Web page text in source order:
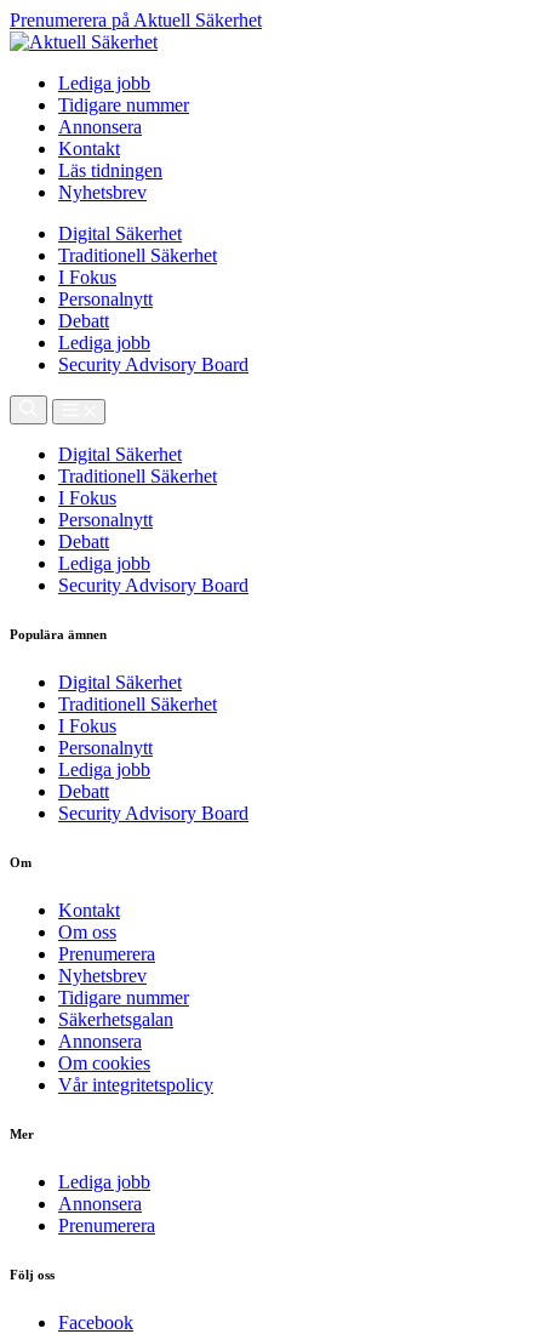
Prenumerera på Aktuell Säkerhet
Lediga jobb
Tidigare nummer
Annonsera
Kontakt
Läs tidningen
Nyhetsbrev
Digital Säkerhet
Traditionell Säkerhet
I Fokus
Personalnytt
Debatt
Lediga jobb
Security Advisory Board
Digital Säkerhet
Traditionell Säkerhet
I Fokus
Personalnytt
Debatt
Lediga jobb
Security Advisory Board
Populära ämnen
Digital Säkerhet
Traditionell Säkerhet
I Fokus
Personalnytt
Lediga jobb
Debatt
Security Advisory Board
Om
Kontakt
Om oss
Prenumerera
Nyhetsbrev
Tidigare nummer
Säkerhetsgalan
Annonsera
Om cookies
Vår integritetspolicy
Mer
Lediga jobb
Annonsera
Prenumerera
Följ oss
Facebook